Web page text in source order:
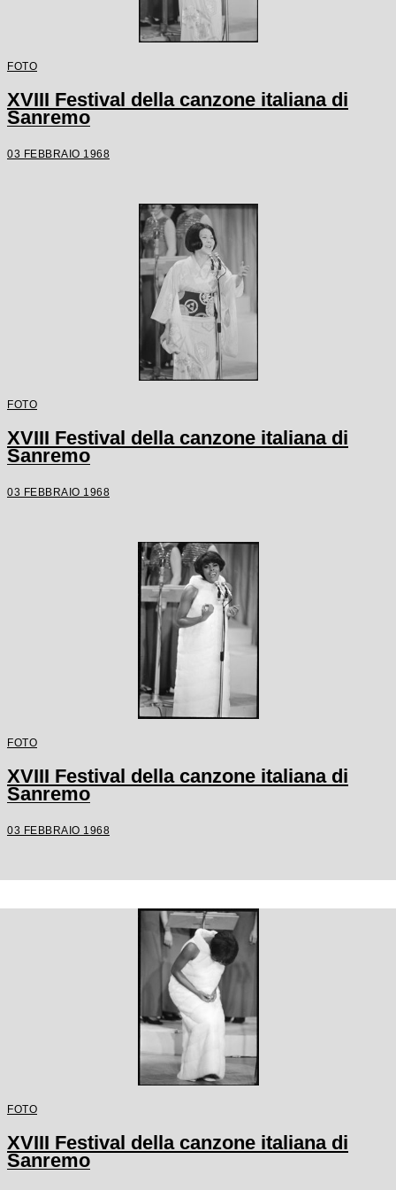
FOTO
XVIII Festival della canzone italiana di
Sanremo
03 FEBBRAIO 1968
FOTO
XVIII Festival della canzone italiana di
Sanremo
03 FEBBRAIO 1968
FOTO
XVIII Festival della canzone italiana di
Sanremo
03 FEBBRAIO 1968
FOTO
XVIII Festival della canzone italiana di
Sanremo